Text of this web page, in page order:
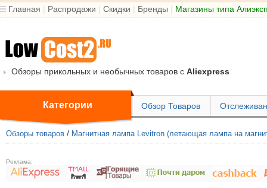
Главная | Распродажи | Скидки | Бренды | Магазины типа
Обзоры прикольных и необычных товаров с Aliexpress
Категории Обзор Товаров
Обзоры товаров / Магнитная лампа Levitron (летающая лампа на
Реклама: